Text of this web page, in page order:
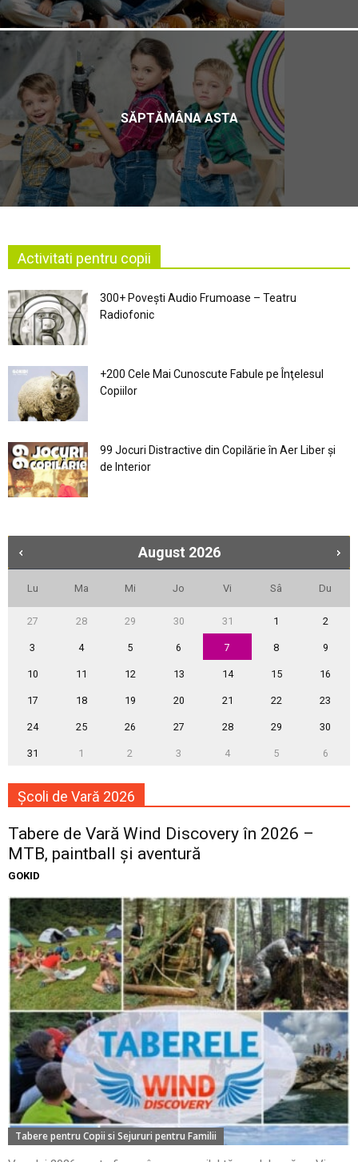
SĂPTĂMÂNA ASTA
Activitati pentru copii
300+ Povești Audio Frumoase – Teatru
Radiofonic
+200 Cele Mai Cunoscute Fabule pe Înţelesul
Copiilor
99 Jocuri Distractive din Copilărie în Aer Liber şi
de Interior
August 2026
Lu Ma Mi Jo Vi Sâ Du
27 28 29 30 31 1 2
3 4 5 6 7 8 9
10 11 12 13 14 15 16
17 18 19 20 21 22 23
24 25 26 27 28 29 30
31 1 2 3 4 5 6
Școli de Vară 2026
Tabere de Vară Wind Discovery în 2026 –
MTB, paintball și aventură
GOKID
Tabere pentru Copii si Sejururi pentru Familii